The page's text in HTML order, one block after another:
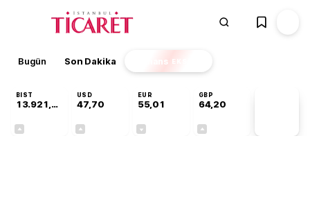
Bugün Son Dakika Finans EKSTRA
BIST
13.921,63
USD
47,70
EUR
55,01
GBP
64,20